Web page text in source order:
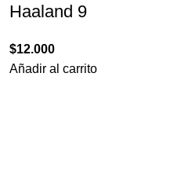
Haaland 9
$12.000
Añadir al carrito